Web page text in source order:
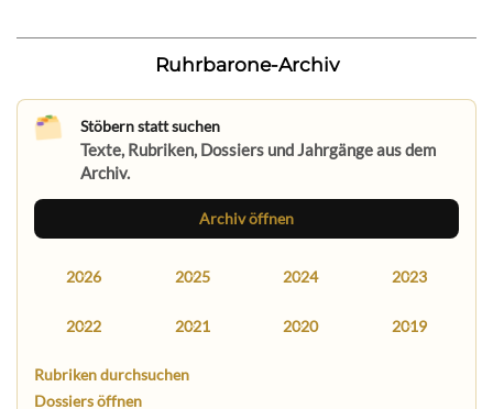
Ruhrbarone-Archiv
Stöbern statt suchen
Texte, Rubriken, Dossiers und Jahrgänge aus dem
Archiv.
Archiv öffnen
2026 2025 2024 2023
2022 2021 2020 2019
Rubriken durchsuchen
Dossiers öffnen